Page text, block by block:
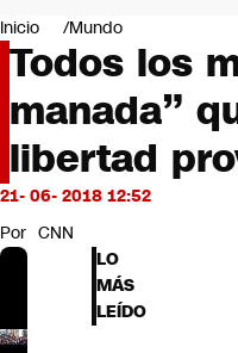
Negocios
Deportes
Programas completos
Cultura
Servicios
Bits
CNN tiempo
Futuro 360
Opinión
Inicio Mundo
Todos los
manada”
libertad
21- 06- 2018 12:52
Por CNN
LO
MÁS
LEÍDO